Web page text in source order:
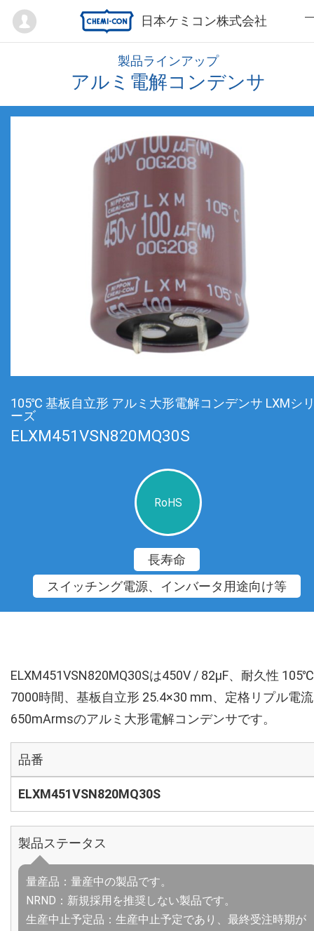
日本ケミコン株式会社
Mypage
製品ラインアップ
アルミ電解コンデンサ
105℃ 基板自立形 アルミ大形電解コンデンサ LXMシ
ーズ
ELXM451VSN820MQ30S
RoHS
長寿命
スイッチング電源、インバータ用途向け等
ELXM451VSN820MQ30Sは450V / 82µF、耐久性 105℃
7000時間、基板自立形 25.4×30 mm、定格リプル電流
650mArmsのアルミ大形電解コンデンサです。
品番
ELXM451VSN820MQ30S
製品ステータス
量産品：量産中の製品です。
NRND：新規採用を推奨しない製品です。
生産中止予定品：生産中止予定であり、最終受注時期が